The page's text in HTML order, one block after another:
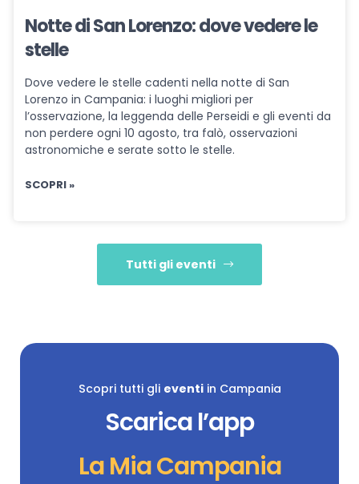
Notte di San Lorenzo: dove vedere le
stelle
Dove vedere le stelle cadenti nella notte di San
Lorenzo in Campania: i luoghi migliori per
l’osservazione, la leggenda delle Perseidi e gli eventi da
non perdere ogni 10 agosto, tra falò, osservazioni
astronomiche e serate sotto le stelle.
SCOPRI »
Tutti gli eventi
Scopri tutti gli eventiin Campania
Scarica l’app
La Mia Campania